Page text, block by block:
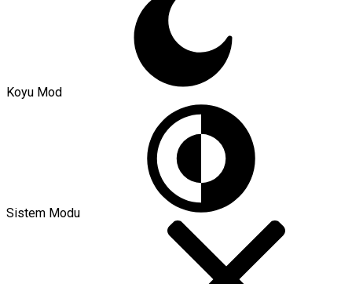
Koyu Mod
Sistem Modu